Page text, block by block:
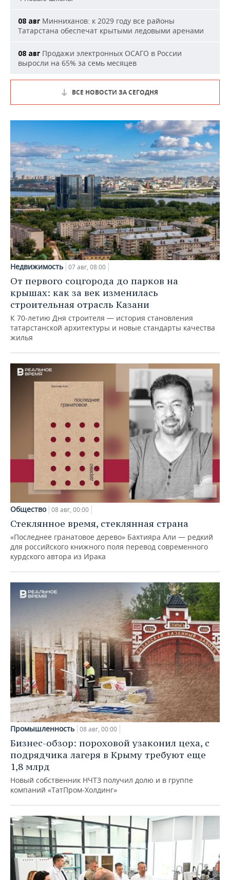
08 авг Минниханов: к 2029 году все районы
Татарстана обеспечат крытыми ледовыми аренами
08 авг Продажи электронных ОСАГО в России
выросли на 65% за семь месяцев
ВСЕ НОВОСТИ ЗА СЕГОДНЯ
Недвижимость 07 авг, 08:00
От первого соцгорода до парков на
крышах: как за век изменилась
строительная отрасль Казани
К 70-летию Дня строителя — история становления
татарстанской архитектуры и новые стандарты качества
жилья
Общество 08 авг, 00:00
Стеклянное время, стеклянная страна
«Последнее гранатовое дерево» Бахтияра Али — редкий
для российского книжного поля перевод современного
курдского автора из Ирака
Промышленность 08 авг, 00:00
Бизнес-обзор: пороховой узаконил цеха, с
подрядчика лагеря в Крыму требуют еще
1,8 млрд
Новый собственник НЧТЗ получил долю и в группе
компаний «ТатПром-Холдинг»